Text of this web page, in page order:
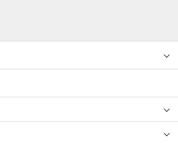
レディース